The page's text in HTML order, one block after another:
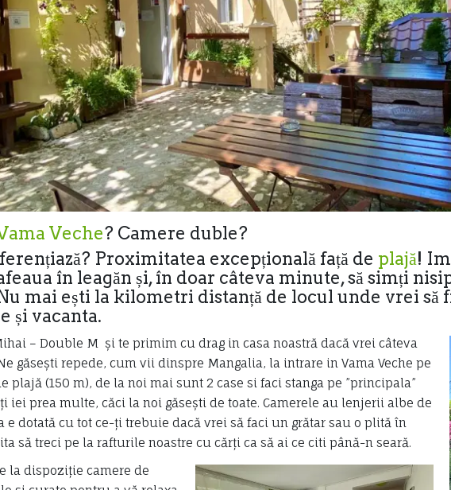
Veche? Camere duble?
Proximitatea excepțională față de plajă!
în leagăn și, în doar câteva minute, să simți
mai ești la kilometri distanță de locul unde vrei
și vacanta.
– Double M și te primim cu drag in casa noastră dacă vrei câteva
găsești repede, cum vii dinspre Mangalia, la intrare in Vama Veche pe
plajă (150 m), de la noi mai sunt 2 case si faci stanga pe ”principala”
iei prea multe, căci la noi găsești de toate. Camerele au lenjerii albe de
e dotată cu tot ce-ți trebuie dacă vrei să faci un grătar sau o plită în
să treci pe la rafturile noastre cu cărți ca să ai ce citi până-n seară.
la dispoziție camere de